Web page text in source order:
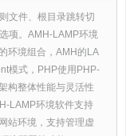
文件、根目录跳转切
项。AMH-LAMP环境
环境组合，AMH的LA
模式，PHP使用PHP-
构整体性能与灵活性
LAMP环境软件支持
站环境，支持管理虚